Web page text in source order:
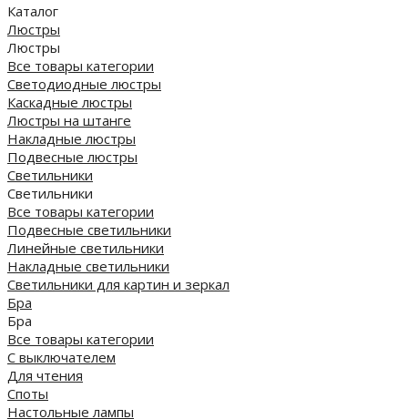
Каталог
Люстры
Люстры
Все товары категории
Светодиодные люстры
Каскадные люстры
Люстры на штанге
Накладные люстры
Подвесные люстры
Светильники
Светильники
Все товары категории
Подвесные светильники
Линейные светильники
Накладные светильники
Светильники для картин и зеркал
Бра
Бра
Все товары категории
С выключателем
Для чтения
Споты
Настольные лампы